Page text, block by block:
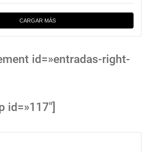
CARGAR MÁS
id=»entradas-right-
id=»117″]